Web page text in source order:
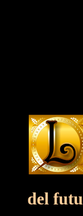
del